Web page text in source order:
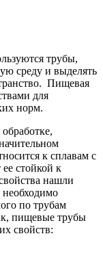
трубы,
среду и выделять
Пищевая
для
норм.
к сплавам с
стойкой к
нашли
по трубам
пищевые трубы
свойств: